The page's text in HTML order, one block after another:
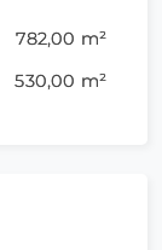
782,00 m²
530,00 m²